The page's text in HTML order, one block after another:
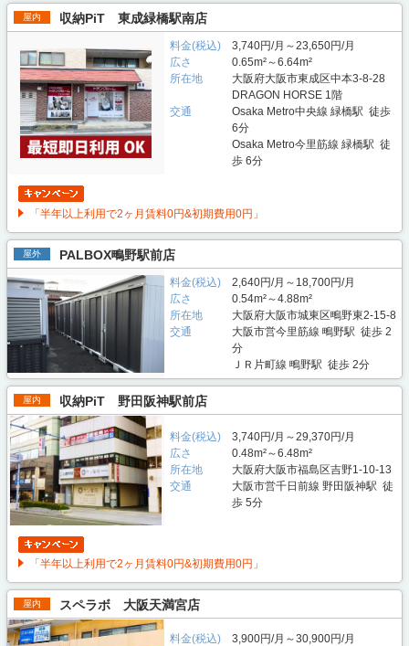
屋内 収納PiT 東成緑橋駅南店
料金(税込)
3,740円/月～23,650円/月
広さ
0.65m²～6.64m²
所在地
大阪府大阪市東成区中本3-8-28
DRAGON HORSE 1階
交通
Osaka Metro中央線 緑橋駅 徒歩
6分
Osaka Metro今里筋線 緑橋駅 徒
歩 6分
「半年以上利用で2ヶ月賃料0円&初期費用0円」
屋外 PALBOX鴫野駅前店
料金(税込)
2,640円/月～18,700円/月
広さ
0.54m²～4.88m²
所在地
大阪府大阪市城東区鴫野東2-15-8
交通
大阪市営今里筋線 鴫野駅 徒歩 2
分
ＪＲ片町線 鴫野駅 徒歩 2分
屋内 収納PiT 野田阪神駅前店
料金(税込)
3,740円/月～29,370円/月
広さ
0.48m²～6.48m²
所在地
大阪府大阪市福島区吉野1-10-13
交通
大阪市営千日前線 野田阪神駅 徒
歩 5分
「半年以上利用で2ヶ月賃料0円&初期費用0円」
屋内 スペラボ 大阪天満宮店
料金(税込)
3,900円/月～30,900円/月